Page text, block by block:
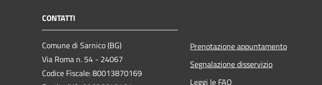
CONTATTI
Comune di Sarnico (BG)
Via Roma n. 54 - 24067
Codice Fiscale: 80013870169
Prenotazione appuntamento
Segnalazione disservizio
Leggi le FAQ